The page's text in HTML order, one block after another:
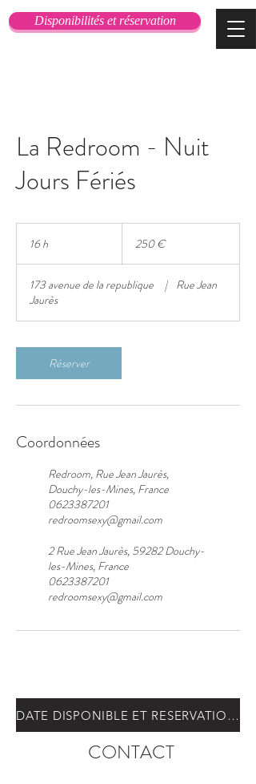
Disponibilités et réservation
La Redroom - Nuit
Jours Fériés
16 h 250 €
173 avenue de la republique | Rue Jean
Jaurès
Réserver
Coordonnées
Redroom, Rue Jean Jaurès,
Douchy-les-Mines, France
0623387201
redroomsexy@gmail.com
2 Rue Jean Jaurès, 59282 Douchy-
les-Mines, France
0623387201
redroomsexy@gmail.com
DATE DISPONIBLE ET RESERVATION : CLIQUEZ ICI
CONTACT